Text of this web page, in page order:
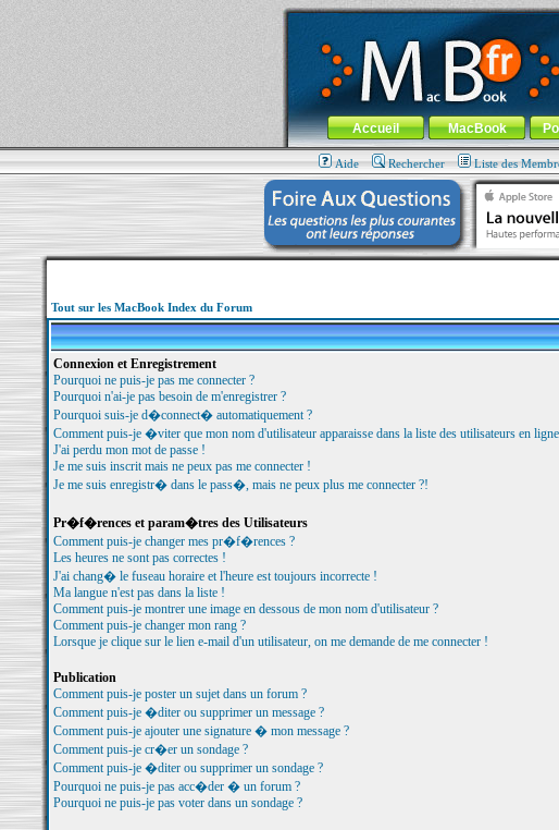
MacBook-fr.com : 100% Apple... 100% nomade !
Aller au contenu-Aller au menu général-
Menu général
Accueil MacBook
Aide Rechercher Liste des
Tout sur les MacBook Index du Forum
Connexion et Enregistrement
Pourquoi ne puis-je pas me connecter ?
Pourquoi n'ai-je pas besoin de m'enregistrer ?
Pourquoi suis-je d�connect� automatiquement ?
Comment puis-je �viter que mon nom d'utilisateur apparaisse dans la liste des utilisateurs en
J'ai perdu mon mot de passe !
Je me suis inscrit mais ne peux pas me connecter !
Je me suis enregistr� dans le pass�, mais ne peux plus me connecter ?!
Pr�f�rences et param�tres des Utilisateurs
Comment puis-je changer mes pr�f�rences ?
Les heures ne sont pas correctes !
J'ai chang� le fuseau horaire et l'heure est toujours incorrecte !
Ma langue n'est pas dans la liste !
Comment puis-je montrer une image en dessous de mon nom d'utilisateur ?
Comment puis-je changer mon rang ?
Lorsque je clique sur le lien e-mail d'un utilisateur, on me demande de me connecter !
Publication
Comment puis-je poster un sujet dans un forum ?
Comment puis-je �diter ou supprimer un message ?
Comment puis-je ajouter une signature � mon message ?
Comment puis-je cr�er un sondage ?
Comment puis-je �diter ou supprimer un sondage ?
Pourquoi ne puis-je pas acc�der � un forum ?
Pourquoi ne puis-je pas voter dans un sondage ?